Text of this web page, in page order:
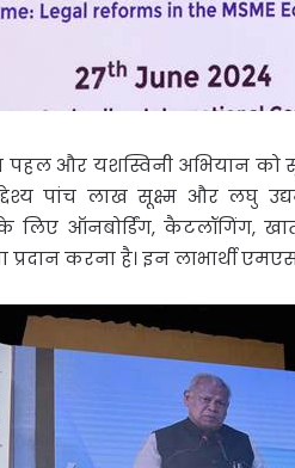
और यशस्विनी अभियान को
पांच लाख सूक्ष्म और लघु
ऑनबोर्डिंग, कैटलॉगिंग,
प्रदान करना है। इन लाभार्थी